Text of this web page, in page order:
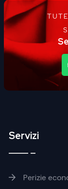
Servizi
Footer
Perizie